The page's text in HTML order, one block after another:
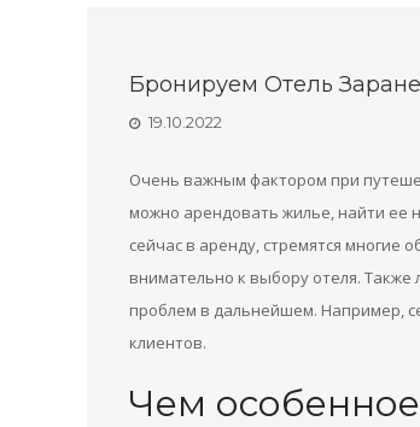
Бронируем Отель
19.10.2022
Очень важным фактором при
можно арендовать жилье, найти ее
сейчас в аренду, стремятся многие
внимательно к выбору отеля.
проблем в дальнейшем. Например,
клиентов.
Чем